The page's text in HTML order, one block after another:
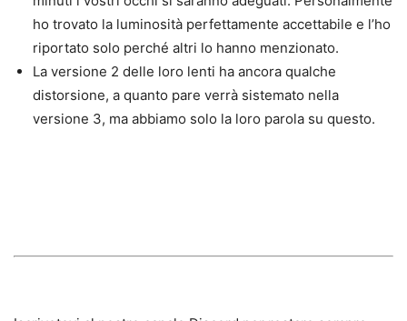
ho trovato la luminosità perfettamente accettabile e l’ho
riportato solo perché altri lo hanno menzionato.
La versione 2 delle loro lenti ha ancora qualche
distorsione, a quanto pare verrà sistemato nella
versione 3, ma abbiamo solo la loro parola su questo.